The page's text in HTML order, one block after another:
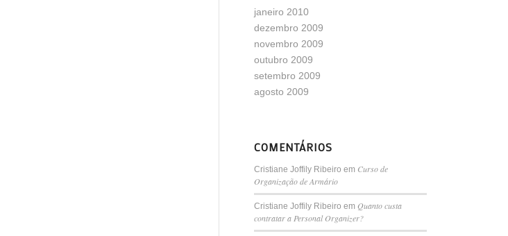
janeiro 2010
dezembro 2009
novembro 2009
outubro 2009
setembro 2009
agosto 2009
COMENTÁRIOS
Cristiane Joffily Ribeiro em Curso de
Organização de Armário
Cristiane Joffily Ribeiro emQuanto custa
contratar a Personal Organizer?